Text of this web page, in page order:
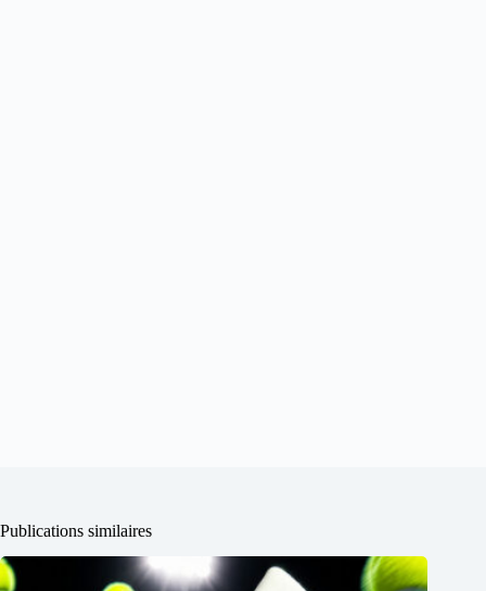
Publications similaires